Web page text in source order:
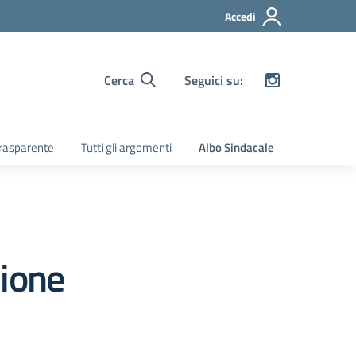
Accedi
Cerca Seguici su:
Tutti gli argomenti Albo Sindacale